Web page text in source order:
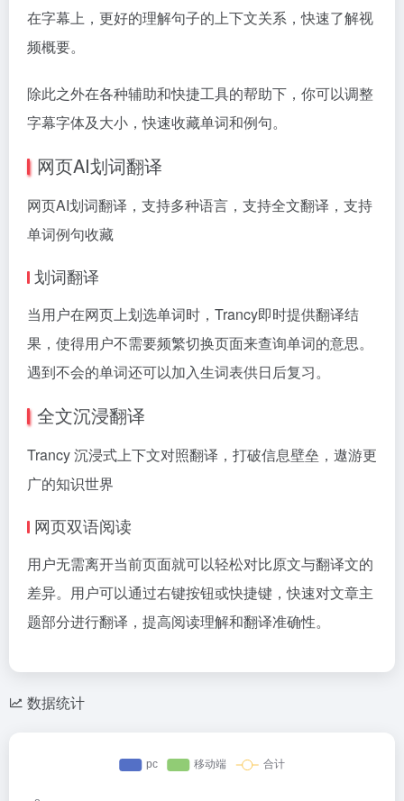
在字幕上，更好的理解句子的上下文关系，快速了解视
频概要。
除此之外在各种辅助和快捷工具的帮助下，你可以调整
字幕字体及大小，快速收藏单词和例句。
网页AI划词翻译
网页AI划词翻译，支持多种语言，支持全文翻译，支持
单词例句收藏
划词翻译
当用户在网页上划选单词时，Trancy即时提供翻译结
果，使得用户不需要频繁切换页面来查询单词的意思。
遇到不会的单词还可以加入生词表供日后复习。
全文沉浸翻译
Trancy 沉浸式上下文对照翻译，打破信息壁垒，遨游更
广的知识世界
网页双语阅读
用户无需离开当前页面就可以轻松对比原文与翻译文的
差异。用户可以通过右键按钮或快捷键，快速对文章主
题部分进行翻译，提高阅读理解和翻译准确性。
数据统计